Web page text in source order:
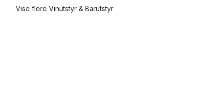
Vise flere Vinutstyr & Barutstyr